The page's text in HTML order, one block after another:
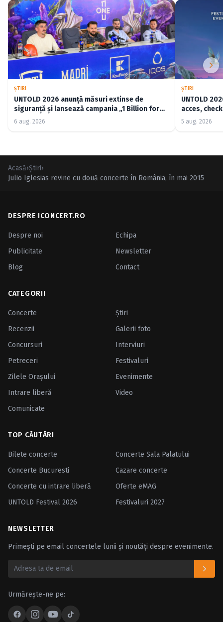
ŞTIRI
UNTOLD 2026 anunță măsuri extinse de
siguranță și lansează campania „1 Billion for
Good”
6 aug. 2026
ŞTIRI
UNTOLD
acces,
5 aug. 2026
Acasă›Ştiri›
Julio Iglesias revine cu două concerte în România, în mai 2015
DESPRE ICONCERT.RO
Despre noi
Echipa
Publicitate
Newsletter
Blog
Contact
CATEGORII
Concerte
Ştiri
Recenzii
Galerii foto
Concursuri
Interviuri
Petreceri
Festivaluri
Zilele Oraşului
Evenimente
Intrare liberă
Video
Comunicate
TOP CĂUTĂRI
Bilete concerte
Concerte Sala Palatului
Concerte Bucuresti
Cazare concerte
Concerte cu intrare liberă
Oferte eMAG
UNTOLD Festival 2026
Festivaluri 2027
NEWSLETTER
Primești pe email concertele lunii și noutăți despre evenimente.
Urmărește-ne pe: